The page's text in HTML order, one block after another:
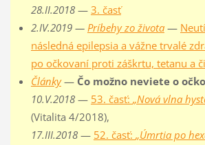
28.II.2018— 3. časť
2.IV.2019 — Príbehy zo života—
následná epilepsia a vážne trvalé
po očkovaní proti záškrtu, tetanu a
Články— Čo možno neviete o
10.V.2018— 53. časť: „Nová vlna
(Vitalita 4/2018),
17.III.2018— 52. časť: „Úmrtia po